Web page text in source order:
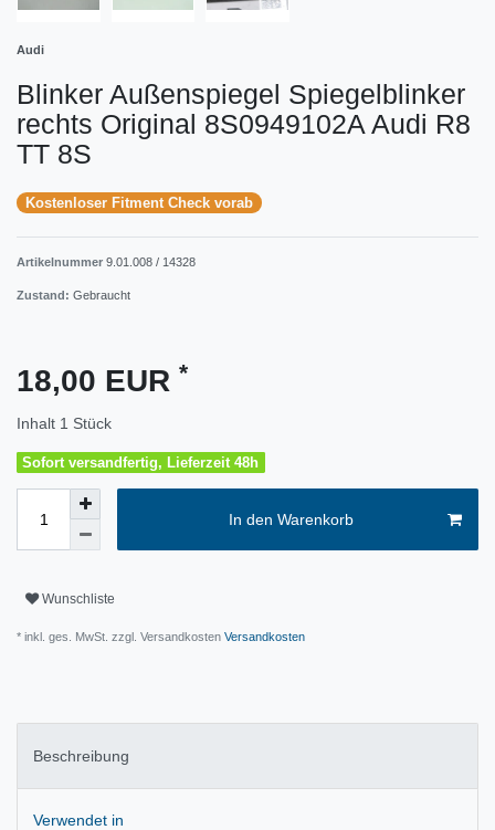
Audi
Blinker Außenspiegel Spiegelblinker
rechts Original 8S0949102A Audi R8
TT 8S
Kostenloser Fitment Check vorab
Artikelnummer 9.01.008 / 14328
Zustand: Gebraucht
18,00 EUR *
Inhalt 1 Stück
Sofort versandfertig, Lieferzeit 48h
In den Warenkorb
Wunschliste
* inkl. ges. MwSt. zzgl. Versandkosten Versandkosten
Beschreibung
Verwendet in